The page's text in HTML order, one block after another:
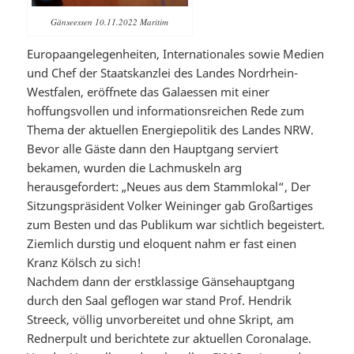
Gänseessen 10.11.2022 Maritim
Europaangelegenheiten, Internationales sowie Medien
und Chef der Staatskanzlei des Landes Nordrhein-
Westfalen, eröffnete das Galaessen mit einer
hoffungsvollen und informationsreichen Rede zum
Thema der aktuellen Energiepolitik des Landes NRW.
Bevor alle Gäste dann den Hauptgang serviert
bekamen, wurden die Lachmuskeln arg
herausgefordert: „Neues aus dem Stammlokal“, Der
Sitzungspräsident Volker Weininger gab Großartiges
zum Besten und das Publikum war sichtlich begeistert.
Ziemlich durstig und eloquent nahm er fast einen
Kranz Kölsch zu sich!
Nachdem dann der erstklassige Gänsehauptgang
durch den Saal geflogen war stand Prof. Hendrik
Streeck, völlig unvorbereitet und ohne Skript, am
Rednerpult und berichtete zur aktuellen Coronalage.